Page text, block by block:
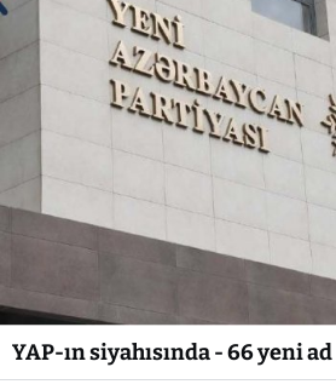
YAP-ın siyahısında - 66 yeni ad